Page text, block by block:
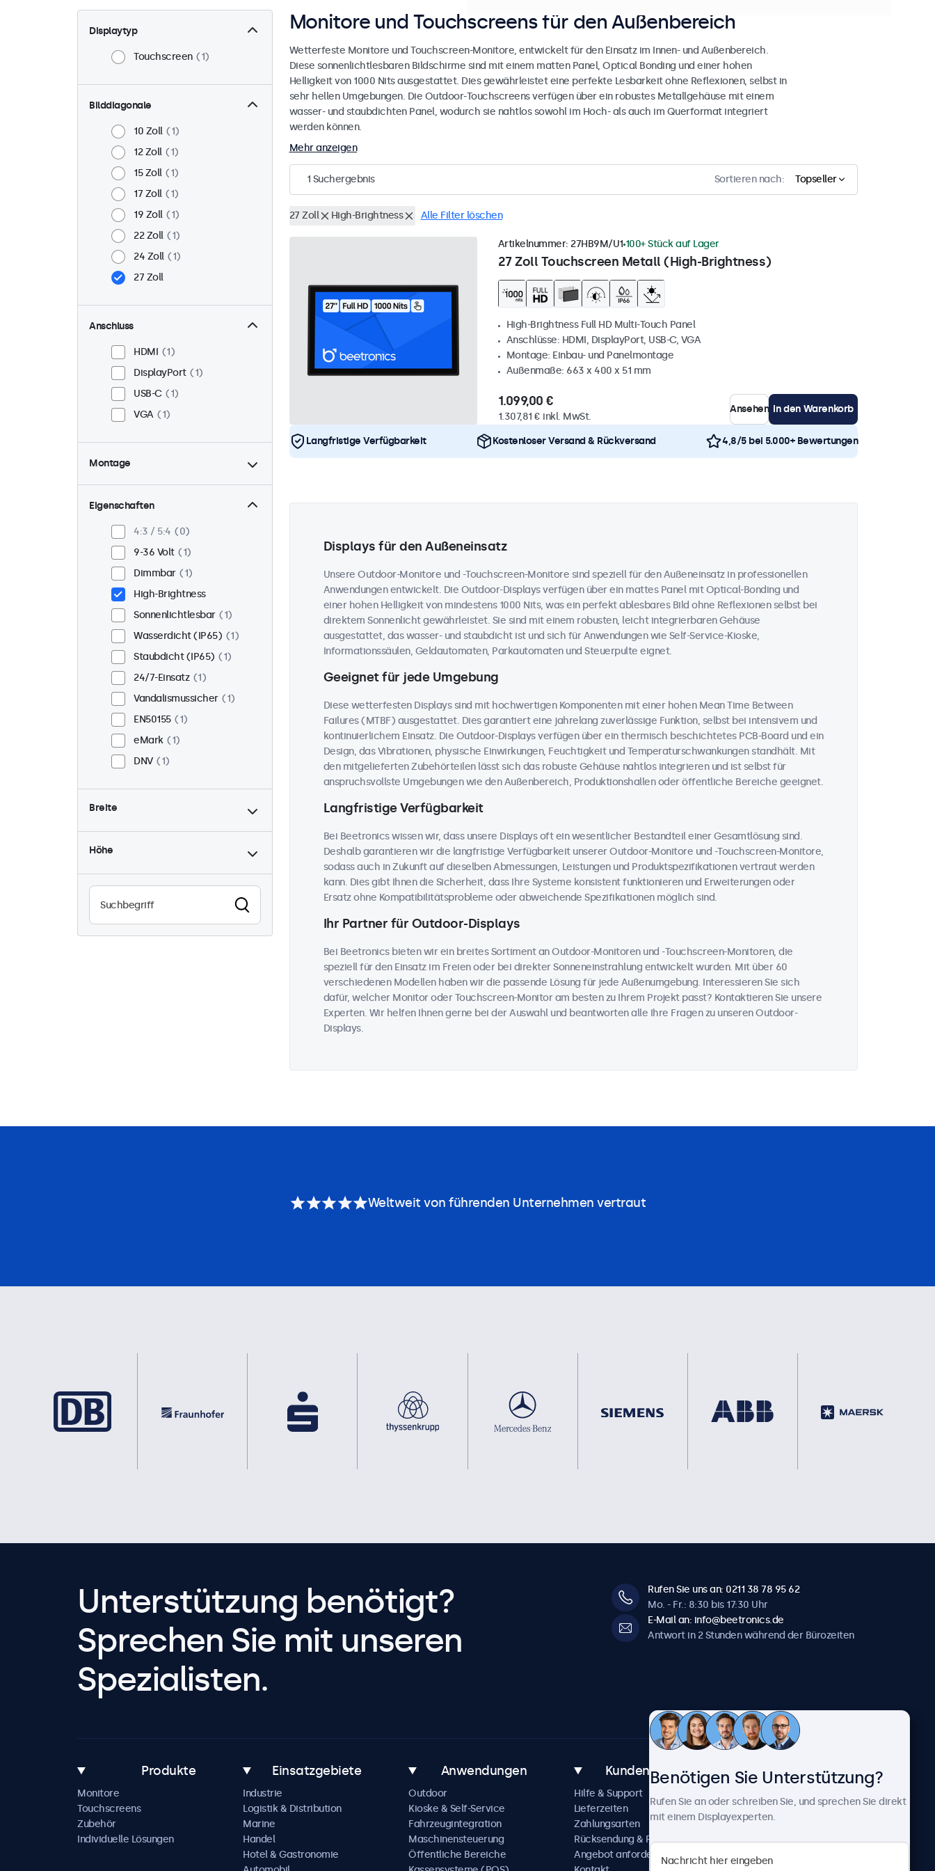
Displaytyp
Touchscreen 1
Bilddiagonale
10 Zoll
1
12 Zoll
1
15 Zoll
1
17 Zoll
1
19 Zoll
1
22 Zoll
1
24 Zoll
1
27 Zoll
Anschluss
HDMI
1
DisplayPort
1
USB-C
1
VGA
1
Montage
Panel-Mount
1
Einbau
VESA 75 x 75
VESA 100 x 100
Eigenschaften
4:3 / 5:4
0
9-36 Volt
1
Dimmbar
1
High-Brightness
Sonnenlichtlesbar
1
Wasserdicht (IP65)
1
Staubdicht (IP65)
1
24/7-Einsatz
1
Vandalismussicher
1
EN50155
1
eMark
1
DNV
1
Breite
Höhe
Monitore und Touchscreens für den Außenbereich
Wetterfeste Monitore und Touchscreen-Monitore, entwickelt für den Einsatz im Innen- und Außenbereich.
Diese sonnenlichtlesbaren Bildschirme sind mit einem matten Panel, Optical Bonding und einer hohen
Helligkeit von 1000 Nits ausgestattet. Dies gewährleistet eine perfekte Lesbarkeit ohne Reflexionen, selbst in
sehr hellen Umgebungen. Die Outdoor-Touchscreens verfügen über ein robustes Metallgehäuse mit einem
wasser- und staubdichten Panel, wodurch sie nahtlos sowohl im Hoch- als auch im Querformat integriert
werden können.
Mehr anzeigen
1 Suchergebnis Sortieren nach: Topseller
27 Zoll High-Brightness Alle Filter löschen
27 Zoll Touchscreen Metall (High-Brightness)
Artikelnummer: 27HB9M/U1 100+ Stück auf Lager
High-Brightness Full HD Multi-Touch Panel
Anschlüsse: HDMI, DisplayPort, USB-C, VGA
Montage: Einbau- und Panelmontage
Außenmaße: 663 x 400 x 51 mm
1.099,00 €
1.307,81 € inkl. MwSt.
Ansehen In den Warenkorb
Langfristige Verfügbarkeit Kostenloser Versand & Rückversand 4,8/5 bei 5.000+ Bewertungen
Displays für den Außeneinsatz
Unsere Outdoor-Monitore und -Touchscreen-Monitore sind speziell für den Außeneinsatz in professionellen
Anwendungen entwickelt. Die Outdoor-Displays verfügen über ein mattes Panel mit Optical-Bonding und
einer hohen Helligkeit von mindestens 1000 Nits, was ein perfekt ablesbares Bild ohne Reflexionen selbst bei
direktem Sonnenlicht gewährleistet. Sie sind mit einem robusten, leicht integrierbaren Gehäuse
ausgestattet, das wasser- und staubdicht ist und sich für Anwendungen wie Self-Service-Kioske,
Informationssäulen, Geldautomaten, Parkautomaten und Steuerpulte eignet.
Geeignet für jede Umgebung
Diese wetterfesten Displays sind mit hochwertigen Komponenten mit einer hohen Mean Time Between
Failures (MTBF) ausgestattet. Dies garantiert eine jahrelang zuverlässige Funktion, selbst bei intensivem und
kontinuierlichem Einsatz. Die Outdoor-Displays verfügen über ein thermisch beschichtetes PCB-Board und ein
Design, das Vibrationen, physische Einwirkungen, Feuchtigkeit und Temperaturschwankungen standhält. Mit
den mitgelieferten Zubehörteilen lässt sich das robuste Gehäuse nahtlos integrieren und ist selbst für
anspruchsvollste Umgebungen wie den Außenbereich, Produktionshallen oder öffentliche Bereiche geeignet.
Langfristige Verfügbarkeit
Bei Beetronics wissen wir, dass unsere Displays oft ein wesentlicher Bestandteil einer Gesamtlösung sind.
Deshalb garantieren wir die langfristige Verfügbarkeit unserer Outdoor-Monitore und -Touchscreen-Monitore,
sodass auch in Zukunft auf dieselben Abmessungen, Leistungen und Produktspezifikationen vertraut werden
kann. Dies gibt Ihnen die Sicherheit, dass Ihre Systeme konsistent funktionieren und Erweiterungen oder
Ersatz ohne Kompatibilitätsprobleme oder abweichende Spezifikationen möglich sind.
Ihr Partner für Outdoor-Displays
Bei Beetronics bieten wir ein breites Sortiment an Outdoor-Monitoren und -Touchscreen-Monitoren, die
speziell für den Einsatz im Freien oder bei direkter Sonneneinstrahlung entwickelt wurden. Mit über 60
verschiedenen Modellen haben wir die passende Lösung für jede Außenumgebung. Interessieren Sie sich
dafür, welcher Monitor oder Touchscreen-Monitor am besten zu Ihrem Projekt passt? Kontaktieren Sie unsere
Experten. Wir helfen Ihnen gerne bei der Auswahl und beantworten alle Ihre Fragen zu unseren Outdoor-
Displays.
Weltweit von führenden Unternehmen vertraut
Unterstützung benötigt?
Sprechen Sie mit unseren
Spezialisten.
Rufen Sie uns an: 0211 38 78 95 62
Mo. - Fr.: 8:30 bis 17:30 Uhr
E-Mail an: info@beetronics.de
Antwort in 2 Stunden während der Bürozeiten
Produkte
Monitore
Touchscreens
Zubehör
Individuelle Lösungen
Einsatzgebiete
Industrie
Logistik & Distribution
Marine
Handel
Hotel & Gastronomie
Anwendungen
Outdoor
Kioske & Self-Service
Fahrzeugintegration
Maschinensteuerung
Öffentliche Bereiche
Kundenservice
Hilfe & Support
Lieferzeiten
Zahlungsarten
Rücksendung & Reparatur
Angebot anfordern
Über Beetronics
Neuigkeiten und Updates
Über uns
Karriere
Geschäftsbedingungen
Benötigen Sie Unterstützung?
Rufen Sie an oder schreiben Sie, und sprechen Sie direkt
mit einem Displayexperten.